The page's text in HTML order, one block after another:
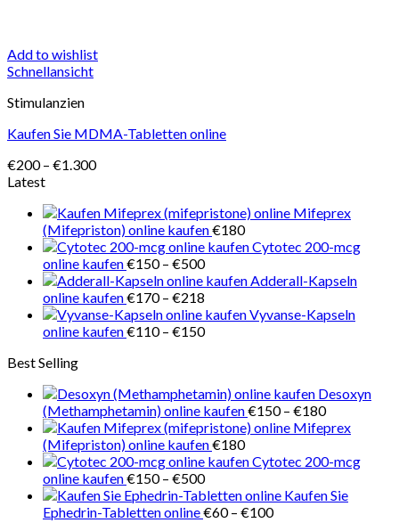
Add to wishlist
Schnellansicht
Stimulanzien
Kaufen Sie MDMA-Tabletten online
€200 – €1.300Preisspanne:
€1.300
Latest
Mifeprex
(Mifepriston) online kaufen€180
Cytotec 200-mcg
online kaufen€150 – €500Preisspanne:
€150
€500
Adderall-Kapseln
online kaufen€170 – €218
€170
bis
Vyvanse-Kapseln
online kaufen€110 – €150Preisspanne:
Best Selling
Desoxyn
(Methamphetamin) online kaufen€150 – €180
€150
€180
Mifeprex
(Mifepriston) online kaufen€180
Cytotec 200-mcg
online kaufen€150 – €500Preisspanne:
€150
bis
Kaufen Sie
Ephedrin-Tabletten online€60 – €100Preisspanne: